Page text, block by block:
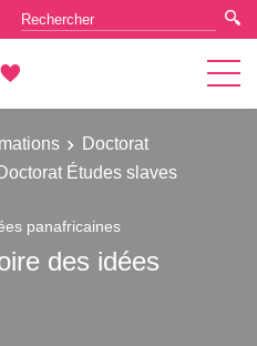
Doctorat
Études slaves
panafricaines
des idées